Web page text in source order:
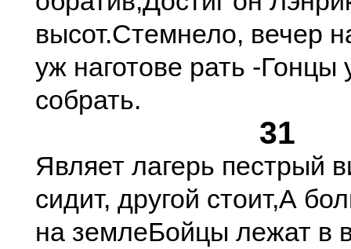
высот.Стемнело, вечер
уж наготове рать -Гонцы
собрать.
31
Являет лагерь пестрый
сидит, другой стоит,А
на землеБойцы лежат в